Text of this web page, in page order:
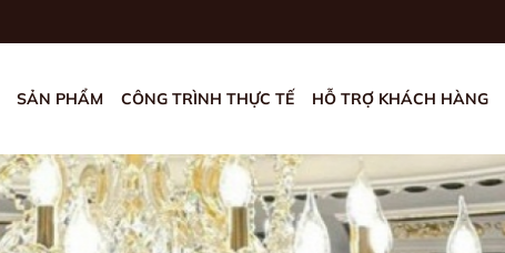
SẢN PHẨM CÔNG TRÌNH THỰC TẾ HỖ TRỢ KHÁCH HÀNG